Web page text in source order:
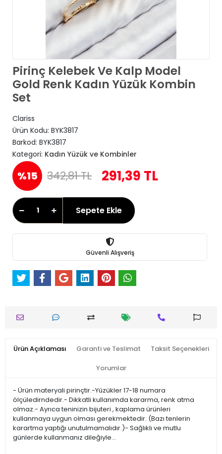
Pirinç Kelebek Ve Kalp Model
Gold Renk Kadın Yüzük Kombin
Set
Clariss
Ürün Kodu: BYK3817
Barkod: BYK3817
Kategori: Kadın Yüzük ve Kombinler
%15 342,81 TL 291,39 TL
Sepete Ekle
Güvenli Alışveriş
Ürün Açıklaması Garanti ve Teslimat Taksit Seçenekleri
Yorumlar
- Ürün materyali pirinçtir.-Yüzükler 17-18 numara
ölçüledirndedir.- Dikkatli kullanımda kararma, renk atma
olmaz.- Ayrıca teninizin bijuteri , kaplama ürünleri
kullanmaya uygun olması gerekmektedir. (Bazı tenlerin
karartma yaptığı unutulmamalıdır.)- Sağlıklı ve mutlu
günlerde kullanmanız dileğiyle…